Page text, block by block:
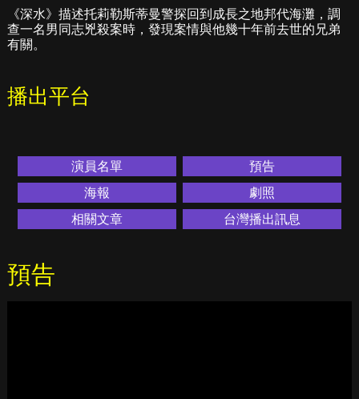
《深水》描述托莉勒斯蒂曼警探回到成長之地邦代海灘，調
查一名男同志兇殺案時，發現案情與他幾十年前去世的兄弟
有關。
播出平台
演員名單
預告
海報
劇照
相關文章
台灣播出訊息
預告